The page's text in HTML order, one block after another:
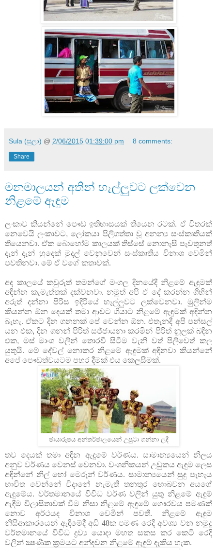
Sula (සුලා) @ 2/06/2015 01:39:00 pm 8 comments:
Share
මනමාලයන් අතින් හෑල්ලුවට ලක්වෙන
නිළමේ ඇඳුම
ලංකාව කියන්නේ පෞඩ ඉතිහාසයක් තියෙන රටක්. ඒ විතරක්
නෙවෙයි ලංකාවට,ලෝකයා පිලිගත්තා වූ අනන්‍ය සංස්කෘතියක්
තියෙනවා. ඒක බොහෝම කාලයක් තිස්සේ නොනැසී පැවතුනත්
දැන් දැන් හුදෙක් මුදල් වෙනුවෙන් සංස්කෘතිය විනාශ වෙමින්
පවතිනවා. මේ ඒ වගේ කතාවක්.
අද කාලයේ කවුරුත් තමන්ගේ මංගල දිනයේදී නිළමේ ඇඳුමක්
අඳින්න කැමැත්තක් දක්වනවා. නමුත් අපි ඒ දේ කරන්න ගිහින්
අරුත් දන්නා පිරිස ඉදිරියේ හෑල්ලුවට
ලක්වෙනවා. මුලින්ම
කියන්න ඕන දෙයක් තමා ආවට ගියාට නිළමේ ඇඳුමක් අඳින්න
බැහැ. ඒකට දින ගනනක් පේ වෙන්න ඕන. එතැනදී අපි පන්සල්
යන එක,දින ගනන් පිරිත් සජ්ජායනා කරමින් පිරිත් නූලක් බඳින
එක, මස් මාංශ වලින් තොරවී සිටීම වැනි වත් පිලිවෙත් කල
යුතුයි. මේ දේවල් නොකර නිළමේ ඇඳුමක් අඳිනවා කියන්නේ
අපේ පෞඩත්වයටම පහර දීමක් එය කෙලසීමක්.
ඡායාරූපය අන්තර්ජාලයෙන් උපුටා ගන්නා ලදී
තව දෙයක් තමා අඳින ඇඳුමේ වර්ණය. සාමාන්‍යයෙන් නිලය
අනුව වර්ණය වෙනස් වෙනවා. වංශනිකයන් උඩුකය ඇඳුම ලෙස
අඳින්නේ නිල් හෝ මෙරූන් වර්ණය. සාමාන්‍යයෙන් සුදු පැහැය
භාවිත වෙන්නේ විදානේ නැමැති තනතුර හොබවන අයගේ
ඇඳුමේය. වර්තමානයේ විවිධ වර්ණ වලින් යුතු නිළමේ ඇඳුම්
ඇඳීම විලාසිතාවක් වීම නිසා ‍නිළමේ ඇඳුමේ ගෞරවය පමණක්
නොව අර්ථයද විනාශ වෙමින් පවතී. නිළමේ ඇඳුම
නිසිආකාරයෙන් ඇඳීමේදී අඩි 48ක පමණ රෙදි අවශ්‍ය වන නමුදු
වර්තමානයේ විවිධ ද්‍රව්‍ය යොදා මහත සකස කර කෙටි රෙදි
වලින් ක්‍ෂණික ක්‍රමයට අන්දවන නිළමේ ඇඳුම් දැකිය හැක.